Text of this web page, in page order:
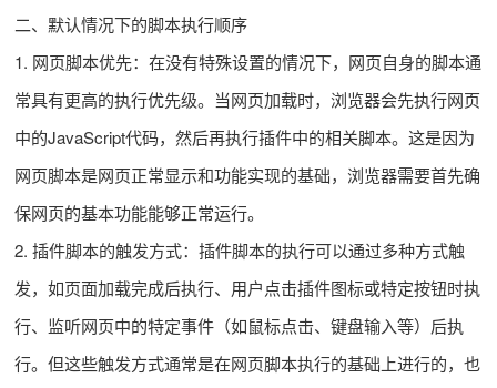
二、默认情况下的脚本执行顺序
1. 网页脚本优先：在没有特殊设置的情况下，网页自身的脚本通
常具有更高的执行优先级。当网页加载时，浏览器会先执行网页
中的JavaScript代码，然后再执行插件中的相关脚本。这是因为
网页脚本是网页正常显示和功能实现的基础，浏览器需要首先确
保网页的基本功能能够正常运行。
2. 插件脚本的触发方式：插件脚本的执行可以通过多种方式触
发，如页面加载完成后执行、用户点击插件图标或特定按钮时执
行、监听网页中的特定事件（如鼠标点击、键盘输入等）后执
行。但这些触发方式通常是在网页脚本执行的基础上进行的，也